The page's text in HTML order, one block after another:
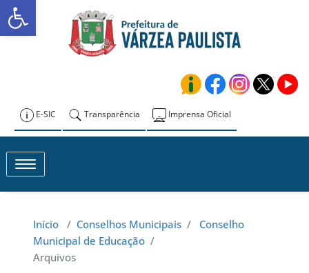
Skip
to
Prefeitura de
E-SIC Transparência Imprensa Oficial
Toggle navigation
Início / Conselhos Municipais / Conselho
Municipal de Educação /
Arquivos